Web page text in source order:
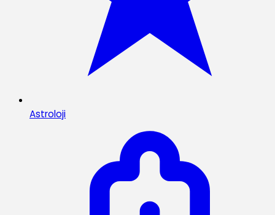
Astroloji